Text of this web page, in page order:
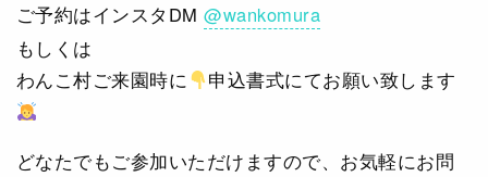
ご予約はインスタDM@wankomura
もしくは
わんこ村ご来園時に
申込書式にてお願い致します
どなたでもご参加いただけますので、お気軽にお問